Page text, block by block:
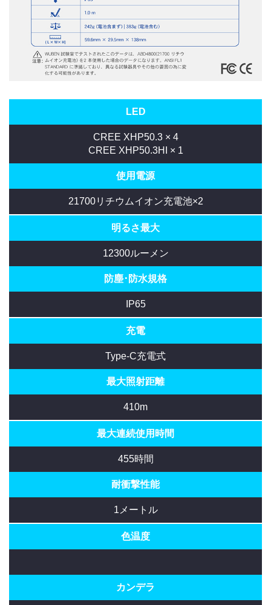
LED
CREE XHP50.3 × 4
CREE XHP50.3HI × 1
使用電源
21700リチウムイオン充電池×2
明るさ最大
12300ルーメン
防塵･防水規格
IP65
充電
Type-C充電式
最大照射距離
410m
最大連続使用時間
455時間
耐衝撃性能
1メートル
色温度
カンデラ